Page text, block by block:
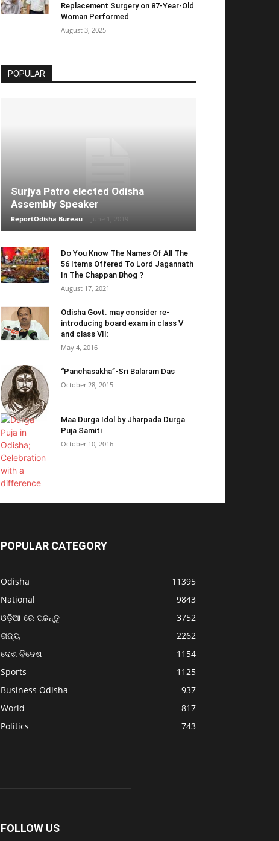
Replacement Surgery on 87-Year-Old
Woman Performed
August 3, 2025
POPULAR
Surjya Patro elected Odisha
Assembly Speaker
ReportOdisha Bureau -
Do You Know The Names Of All The
56 Items Offered To Lord Jagannath
In The Chappan Bhog ?
August 17, 2021
Odisha Govt. may consider re-
introducing board exam in class V
and class VII:
May 4, 2016
“Panchasakha”-Sri Balaram Das
October 28, 2015
Maa Durga Idol by Jharpada Durga
Puja Samiti
October 10, 2016
POPULAR CATEGORY
Odisha
11395
National
9843
ଓଡ଼ିଆ ରେ ପଢନ୍ତୁ
3752
ରାଜ୍ୟ
2262
ଦେଶ ବିଦେଶ
1154
Sports
1125
Business Odisha
937
World
817
Politics
743
FOLLOW US